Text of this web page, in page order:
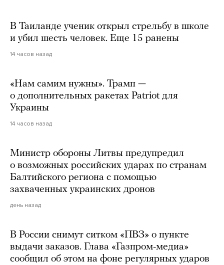
В Таиланде ученик открыл стрельбу в школе
и убил шесть человек. Еще 15 ранены
14 часов назад
«Нам самим нужны». Трамп —
о дополнительных ракетах Patriot для
Украины
14 часов назад
Министр обороны Литвы предупредил
о возможных российских ударах по странам
Балтийского региона с помощью
захваченных украинских дронов
день назад
В России снимут ситком «ПВЗ» о пункте
выдачи заказов. Глава «Газпром-медиа»
сообщил об этом на фоне регулярных ударов